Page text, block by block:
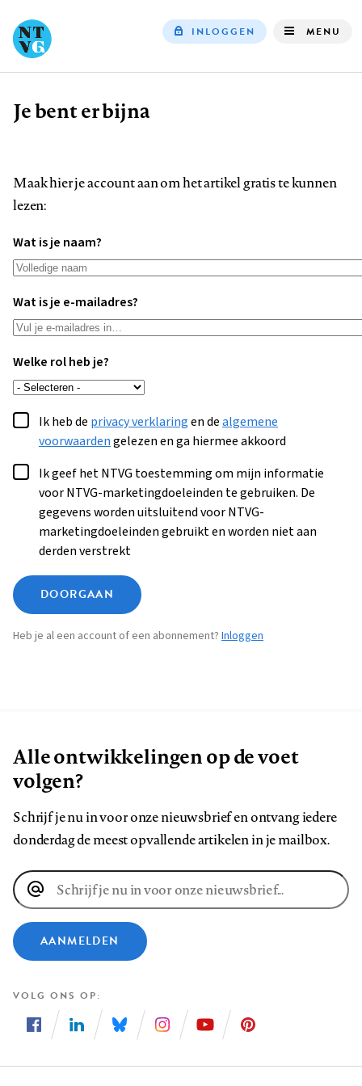
INLOGGEN MENU
Kruimelpad
Je bent er bijna
Maak hier je account aan om het artikel gratis te kunnen
lezen:
Wat is je naam?
Wat is je e-mailadres?
Welke rol heb je?
Ik heb de privacy verklaringen dealgemene
voorwaardengelezen en ga hiermee akkoord
Ik geef het NTVG toestemming om mijn informatie
voor NTVG-marketingdoeleinden te gebruiken. De
gegevens worden uitsluitend voor NTVG-
marketingdoeleinden gebruikt en worden niet aan
derden verstrekt
DOORGAAN
Heb je al een account of een abonnement? Inloggen
Alle ontwikkelingen op de voet
volgen?
Schrijf je nu in voor onze nieuwsbrief en ontvang iedere
donderdag de meest opvallende artikelen in je mailbox.
E-
mailadres
AANMELDEN
VOLG ONS OP
ons
ons
ons
ons
ons
ons